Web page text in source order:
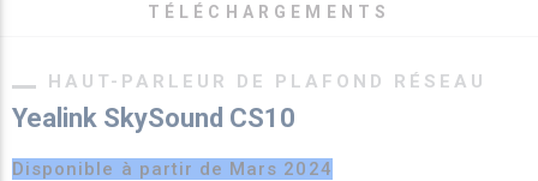
TÉLÉCHARGEMENTS
HAUT-PARLEUR DE PLAFOND RÉSEAU
Yealink SkySound CS10
Disponible à partir de Mars 2024